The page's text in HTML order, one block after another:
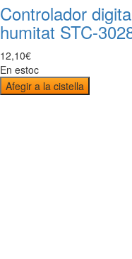
Controlador
humitat STC-
12,10€
En estoc
Afegir a la cistella